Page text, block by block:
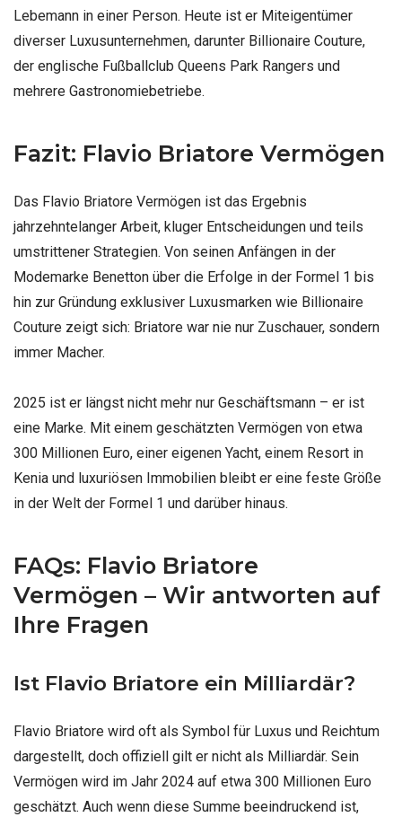
Lebemann in einer Person. Heute ist er Miteigentümer
diverser Luxusunternehmen, darunter Billionaire Couture,
der englische Fußballclub Queens Park Rangers und
mehrere Gastronomiebetriebe.
Fazit: Flavio Briatore Vermögen
Das Flavio Briatore Vermögen ist das Ergebnis
jahrzehntelanger Arbeit, kluger Entscheidungen und teils
umstrittener Strategien. Von seinen Anfängen in der
Modemarke Benetton über die Erfolge in der Formel 1 bis
hin zur Gründung exklusiver Luxusmarken wie Billionaire
Couture zeigt sich: Briatore war nie nur Zuschauer, sondern
immer Macher.
2025 ist er längst nicht mehr nur Geschäftsmann – er ist
eine Marke. Mit einem geschätzten Vermögen von etwa
300 Millionen Euro, einer eigenen Yacht, einem Resort in
Kenia und luxuriösen Immobilien bleibt er eine feste Größe
in der Welt der Formel 1 und darüber hinaus.
FAQs: Flavio Briatore
Vermögen – Wir antworten auf
Ihre Fragen
Ist Flavio Briatore ein Milliardär?
Flavio Briatore wird oft als Symbol für Luxus und Reichtum
dargestellt, doch offiziell gilt er nicht als Milliardär. Sein
Vermögen wird im Jahr 2024 auf etwa 300 Millionen Euro
geschätzt. Auch wenn diese Summe beeindruckend ist,